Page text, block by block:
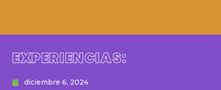
EXPERIENCIAS:
diciembre 6, 2024